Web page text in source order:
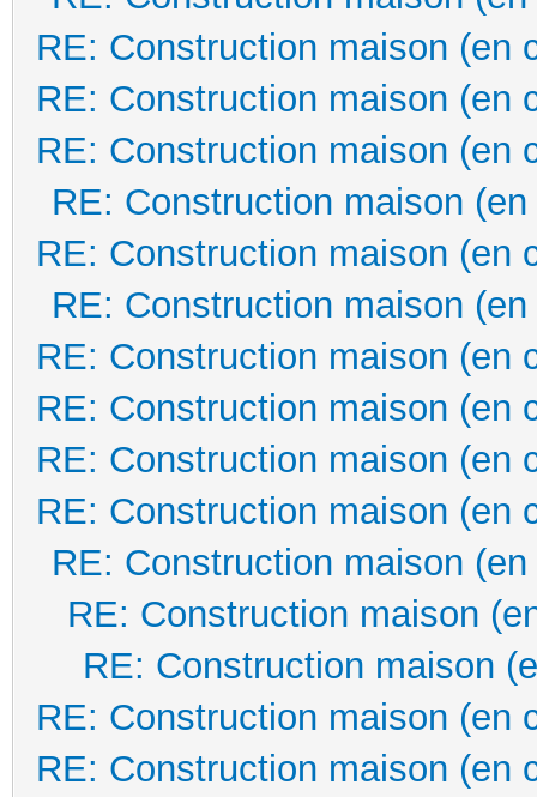
RE: Construction maison (en
RE: Construction maison (en
RE: Construction maison (en
RE: Construction maison
RE: Construction maison (en
RE: Construction maison
RE: Construction maison (en
RE: Construction maison (en
RE: Construction maison (en
RE: Construction maison (en
RE: Construction maison
RE: Construction maison
RE: Construction maison
RE: Construction maison (en
RE: Construction maison (en